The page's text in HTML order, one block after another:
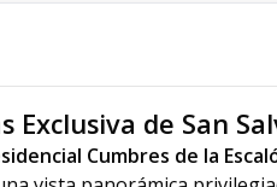
de San
Cumbres de la